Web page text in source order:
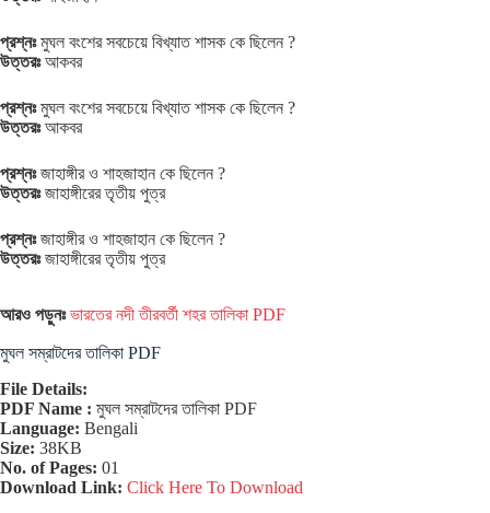
প্রশ্নঃমুঘল বংশের সবচেয়ে বিখ্যাত শাসক কে ছিলেন ?
উত্তরঃআকবর
প্রশ্নঃমুঘল বংশের সবচেয়ে বিখ্যাত শাসক কে ছিলেন ?
উত্তরঃআকবর
প্রশ্নঃজাহাঙ্গীর ও শাহজাহান কে ছিলেন ?
উত্তরঃজাহাঙ্গীরের তৃতীয় পুত্র
প্রশ্নঃজাহাঙ্গীর ও শাহজাহান কে ছিলেন ?
উত্তরঃজাহাঙ্গীরের তৃতীয় পুত্র
আরও পড়ুনঃ ভারতের নদী তীরবর্তী শহর তালিকা PDF
মুঘল সম্রাটদের তালিকা PDF
File Details:
PDF Name : মুঘল সম্রাটদের তালিকা PDF
Language: Bengali
Size: 38KB
No. of Pages: 01
Download Link: Click Here To Download